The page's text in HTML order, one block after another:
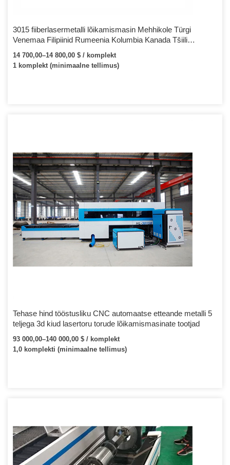
3015 fiiberlasermetalli lõikamismasin Mehhikole Türgi
Venemaa Filipiinid Rumeenia Kolumbia Kanada Tšiili
Austraalia Egiptus Peruu
14 700,00–14 800,00 $ / komplekt
1 komplekt (minimaalne tellimus)
Tehase hind tööstusliku CNC automaatse etteande metalli 5
teljega 3d kiud lasertoru torude lõikamismasinate tootjad
93 000,00–140 000,00 $ / komplekt
1,0 komplekti (minimaalne tellimus)